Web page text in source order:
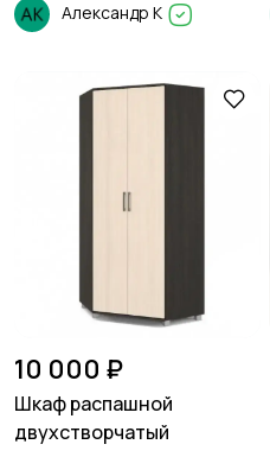
Александр К
10 000 ₽
Шкаф распашной
двухстворчатый